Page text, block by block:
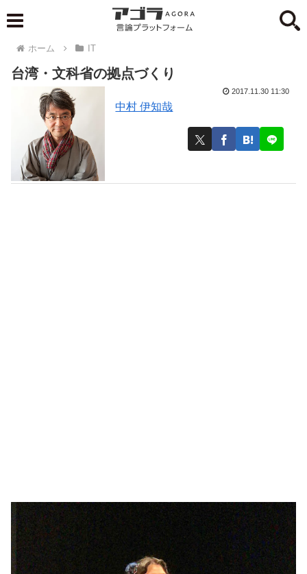
ホーム IT
台湾・文科省の拠点づくり
中村 伊知哉
2017.11.30 11:30